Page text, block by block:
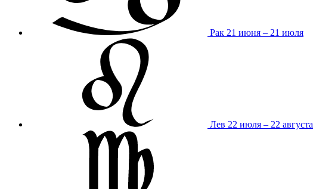
Рак 21 июня – 21 июля
Лев 22 июля – 22 августа